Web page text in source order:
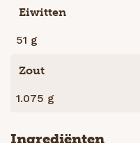
Eiwitten
51 g
Zout
1.075 g
Ingrediënten